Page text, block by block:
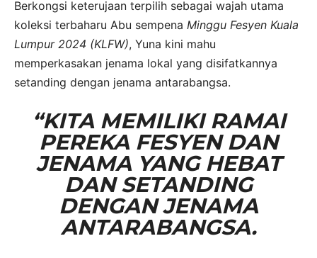
Berkongsi keterujaan terpilih sebagai wajah utama
koleksi terbaharu Abu sempena Minggu Fesyen Kuala
Lumpur 2024 (KLFW), Yuna kini mahu
memperkasakan jenama lokal yang disifatkannya
setanding dengan jenama antarabangsa.
“KITA MEMILIKI RAMAI
PEREKA FESYEN DAN
JENAMA YANG HEBAT
DAN SETANDING
DENGAN JENAMA
ANTARABANGSA.